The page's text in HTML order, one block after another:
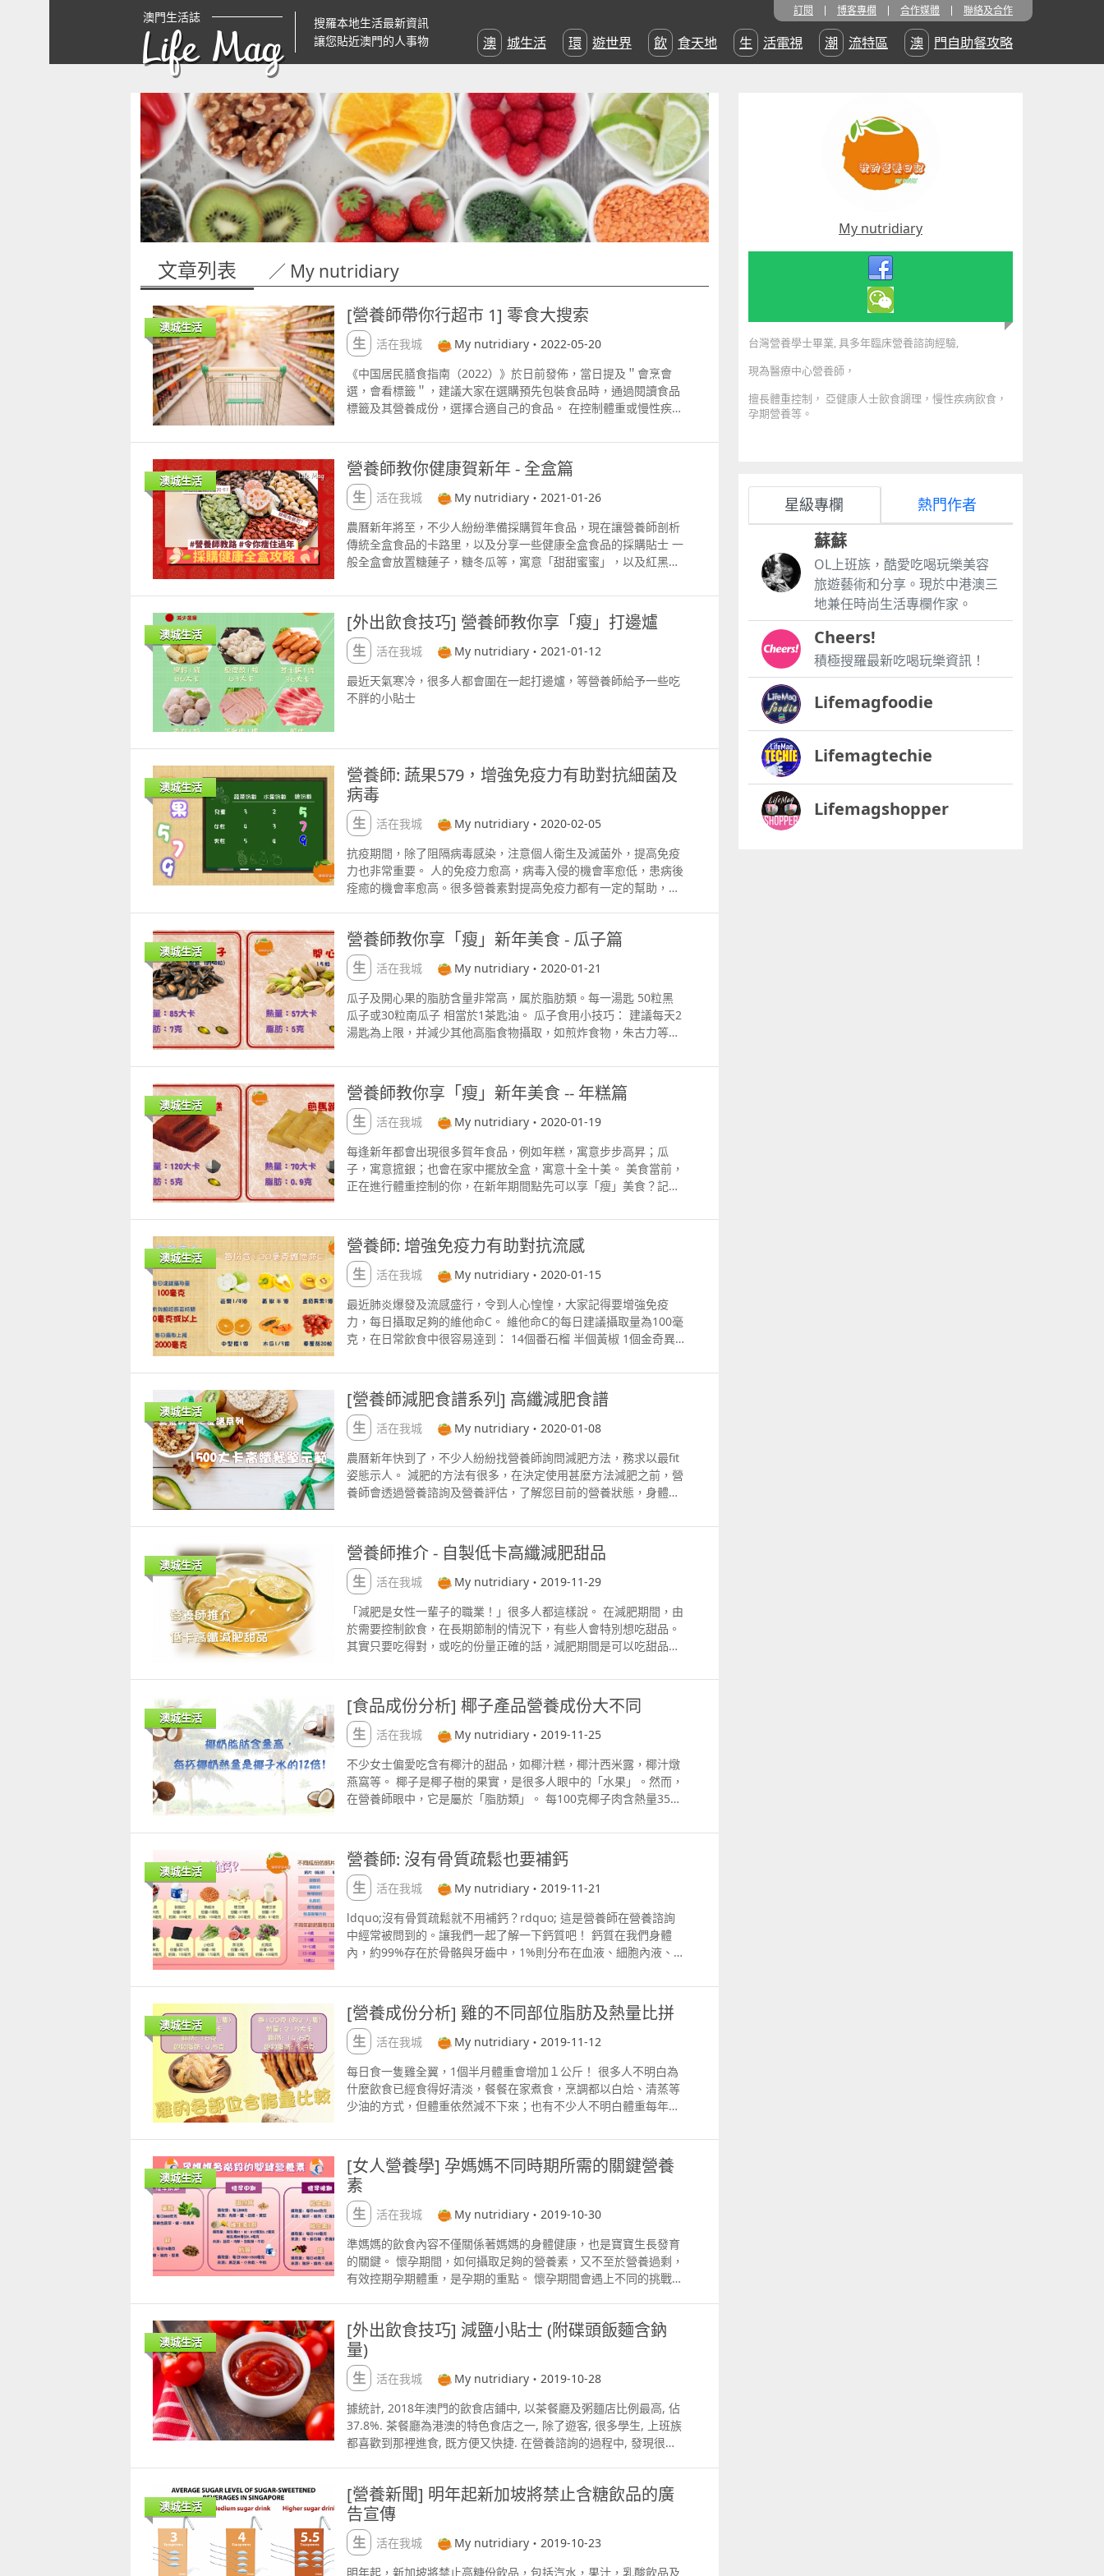
澳門生活誌
Life Mag
搜羅本地生活最新資訊
讓您貼近澳門的人事物
訂閱 博客專欄 合作媒體 聯絡及合作
澳城生活 環遊世界 飲食天地 生活電視 潮流特區 澳門自助餐攻略
文章列表 ／ My nutridiary
澳城生活
[營養師帶你行超市 1] 零食大搜索
生活在我城
My nutridiary・2022-05-20
《中国居民膳食指南（2022）》於日前發佈，當日提及＂會烹會
選，會看標籤＂，建議大家在選購預先包裝食品時，通過閱讀食品
標籤及其營養成份，選擇合適自己的食品。 在控制體重或慢性疾病
師眼中，＂吃得正確quot; 比較重要。我們可因應自己的營養需
求，生活及飲食習慣為自己訂製個人化的飲食模式，適當選擇食
品，可讓我們更健康快樂哦。 這次營養師逛了不同超市，選了幾款
無糖，無鹽，無油，無添加劑的零食給大家參考，可根據自己的需
求去取代各類型食品： 已為會員們計算好換算量，可自行代入餐單
哦。 FB 我的營養日記 微信 mynutrinotes
澳城生活
營養師教你健康賀新年 - 全盒篇
生活在我城
My nutridiary・2021-01-26
農曆新年將至，不少人紛紛準備採購賀年食品，現在讓營養師剖析
傳統全盒食品的卡路里，以及分享一些健康全盒食品的採購貼士 一
般全盒會放置糖蓮子，糖冬瓜等，寓意「甜甜蜜蜜」，以及紅黑瓜
含有較高糖份，世界衞生組織建議，成人每日的游離糖攝取量應少
於50克，更理想為少於25克。一件「八甜」食品含有510克糖，過
食過量易導致肥胖。 瓜子的脂肪含量豐富，屬於脂肪類，其脂肪佔
總熱量的70%以上，每湯匙的瓜子約等於1茶匙食用油。 黑瓜子在
炒製過程中會添加醬油或調味料，鈉質含量較高，高血壓人士應注
意；紅瓜子在製作時會添加礦物油，使其有光澤，易引致腸胃不
適。 除了傳統食品外，若想吃得更健康，可用「取代法」，於全盒
都屬於脂肪類，建議每日以２湯匙 即２份脂肪 為限。 「八甜」方
面，可以無糖糖果或無添加糖的水果乾代替。 有關食材的購買地點
或更多的營養諮詢可瀏覽FB網頁。
澳城生活
[外出飲食技巧] 營養師教你享「瘦」打邊爐
生活在我城
My nutridiary・2021-01-12
最近天氣寒冷，很多人都會圍在一起打邊爐，等營養師給予一些吃
不胖的小貼士
澳城生活
營養師: 蔬果579，增強免疫力有助對抗細菌及
病毒
生活在我城
My nutridiary・2020-02-05
抗疫期間，除了阻隔病毒感染，注意個人衛生及滅菌外，提高免疫
力也非常重要。 人的免疫力愈高，病毒入侵的機會率愈低，患病後
痊癒的機會率愈高。很多營養素對提高免疫力都有一定的幫助，除
何獲得這些營養素呢？其實方法很簡單。 要達到提高免疫力，每天
蔬果彩虹579很重要，每天三蔬二果已經不夠了哦！ 蔬果579原
則： 1. 12歲以下兒童：每天3份蔬菜，2份水果。2. 成年女性：每
天4份蔬菜，3份水果。3. 成年男性：每天5份蔬菜，4份水果。 份
量計算：1份蔬菜＝煮熟後半碗1份水果＝1女性拳頭大小或34碗
（1碗等於300毫升的飯碗） 彩虹蔬果原則： 不同顏色的蔬果也需
要攝取，如紅色的蕃茄，黃色的芒果，綠色的的菜心，紫色的茄
元化得多，堅持每天彩虹蔬果579的飲食原則，對提升免疫力，抗
氧化及抗癌都大有功效。 更多資訊可讚好FB專頁
httpswww.facebook.commynutrinotes
澳城生活
營養師教你享「瘦」新年美食 - 瓜子篇
生活在我城
My nutridiary・2020-01-21
瓜子及開心果的脂肪含量非常高，属於脂肪類。每一湯匙 50粒黑
瓜子或30粒南瓜子 相當於1茶匙油。 瓜子食用小技巧： 建議每天2
湯匙為上限，并減少其他高脂食物攝取，如煎炸食物，朱古力等，
製，額外的醬油或調味料添加會使其鈉含量增加，影響血壓。因
此，選擇一些經天然烘焙及沒有加鹽的瓜子，如南瓜子和葵花子比
較健康適宜。 盡量避免邊吃瓜子邊看電視，以免不知不覺多吃了。
若拜年期間需要邊吃邊聊天，建議在吃瓜子前先把自己想吃的份量
分出來，吃完即止，以減少多吃的風險。 更多資訊可讚好FB專頁
httpswww.facebook.commynutrinotes
澳城生活
營養師教你享「瘦」新年美食 -- 年糕篇
生活在我城
My nutridiary・2020-01-19
每逢新年都會出現很多賀年食品，例如年糕，寓意步步高昇；瓜
子，寓意搲銀；也會在家中擺放全盒，寓意十全十美。 美食當前，
正在進行體重控制的你，在新年期間點先可以享「瘦」美食？記住
算，以煎年糕的熱量最高，2件約等於1碗飯的熱量。 以糖份來比
較，馬蹄糕及年糕在製作過來中會加入砂糖或片糖，因此糖份較
高，每件約含2粒方糖的量。 芋頭糕及蘿蔔糕在製作過程中雖然沒
有加糖，但會加入蝦米，蠟肉等而使其含鈉量高，每件的含鈉量約
佔每日建議量的13%。 營養師教你進食小貼士： 建議食用前先了
解其換算量。糕點屬於五穀類，因此，食用時，應以其取代米飯，
麵條等主食，即以一件蘿蔔取代14碗白飯的量。糕點的建議每次食
用量為兩件。 以蒸代替煎，減少油脂及熱量攝取。如真的想有香口
蘿蔔糕時，以冬菇，乾瑤柱等少鈉味鮮的食材代替蝦米，蠟肉等高
鈉食材，減少糕點的含鈉量。 因應自己的自身情況選擇合適的糕
點。馬蹄糕及年糕含有大量砂糖，且年糕用糯米粉製作而成，升糖
指數高，關注血糖的人士需注意；芋頭糕及蘿蔔糕含鈉量高，關注
血壓的人士需注意攝取量，并可在其他食物的烹調上減少用鹽；至
於體重控制人士，建議選擇用蒸的烹調方式煮食，并留意糕點的換
算量，以逹到更好的熱量控制。 更多資訊請讚好FB專頁
httpswww.facebook.commynutrinotes
澳城生活
營養師: 增強免疫力有助對抗流感
生活在我城
My nutridiary・2020-01-15
最近肺炎爆發及流感盛行，令到人心惶惶，大家記得要增強免疫
力，每日攝取足夠的維他命C。 維他命C的每日建議攝取量為100毫
克，在日常飲食中很容易逹到： 14個番石榴 半個黃椒 1個金奇異
日做足準備，增加免疫力，就有足夠的能力對抗病毒及細菌！ 吸煙
人士或已經患感冒人士，身體所消耗的維生素C會比正常人多，應
更多攝取。近年也有多份研究指出，每天攝取200毫克或以上的維
生素C，能更有效縮短感冒時間逹50%。 營養師提提大家：市面的
維生素C補充劑劑量高，4001000毫克，身體不能完全吸收，多餘
的會被排出體外造成浪費，建議可分兩段時間分開服用。維生素C
的上限攝取量為每日2000毫克，攝取過量可能會導致腹瀉、腸胃不
適、甚至增加腎結石的風險。 更多營養資訊可讚好FB專頁
澳城生活
[營養師減肥食譜系列] 高纖減肥食譜
生活在我城
My nutridiary・2020-01-08
農曆新年快到了，不少人紛紛找營養師詢問減肥方法，務求以最fit
姿態示人。 減肥的方法有很多，在決定使用甚麼方法減肥之前，營
養師會透過營養諮詢及營養評估，了解您目前的營養狀態，身體狀
個人化的體重控制計劃，以逹到健康調理，疾病控制及體重控制的
目的。 市面上有很多減肥餐單，但不是對於每個人都是可行的。標
榜快速享瘦的餐單，若使用不當，有機會會影響未來的身體健康，
及可能有較高的復胖率。因為每個人的熱量需求，運動量，身體狀
況，生活習慣及肥胖的種類都不一樣。找出適合自己，并能夠持續
進行，使之成為自己生活一部分的餐單，才是您的首選。 營養師提
提您：1. 建議進行體重控制前先諮詢您的營養師您所選擇的方案是
否適合您。2. 減肥期間應攝取足夠熱量，節食減少熱量攝取 不是
身體成分的變化，清楚自己所減少的是水份，脂肪還是肌肉。 更多
營養相關資訊及營養諮詢可讚好FB專頁
httpswww.facebook.commynutrinotes
澳城生活
營養師推介 - 自製低卡高纖減肥甜品
生活在我城
My nutridiary・2019-11-29
「減肥是女性一輩子的職業！」很多人都這樣說。 在減肥期間，由
於需要控制飲食，在長期節制的情況下，有些人會特別想吃甜品。
其實只要吃得對，或吃的份量正確的話，減肥期間是可以吃甜品
mdash;蜂蜜檸檬愛玉凍 10人份 愛玉凍與澳門地區經常吃的冰粉質
地相若，但它們是不同的果實。愛玉是台灣特有的藤本植物，它的
果實為隱花果，在厚厚的果皮下藏有上萬朵小花。粘性的物質為植
物膠，是一種可溶性膳食纖維，因此愛玉子是一種高纖食品，對減
肥有很大的幫助。這裏小小的一碗已經有一個中型蘋果的纖維！ 愛
玉小故事 從前，有一個人常從大陸到台灣嘉義採買土產，運往大陸
做生意。一天，他經過後大埔，因為天熱、口渴，於是到山澗溪邊
飲水。突然他看到水面好像結了冰一樣，他很好奇，就將它嚐了一
的東西呢？看看水上，樹上掉落的果實，零零落落散布，將它拿
起，輕輕揉一揉就有果膠滲出，因此他發現，就是這果子造出來的
冰涼，好東西不拿不行，於是拾起一些回家，在家中用水搓洗後，
一下子就成凍了，加一些糖，風味真好。好事傳千里，於是採擷的
人日漸增多，販售在廣東、福建等地，深受大家的喜愛。因為他有
一個女兒叫愛玉，她把這個凍凍拿出去售賣，吃到的人都說好，因
此吃過的人就叫它為愛玉凍。 更多營養相關資訊可讚好FB專頁
httpswww.facebook.commynutrinotes
澳城生活
[食品成份分析] 椰子產品營養成份大不同
生活在我城
My nutridiary・2019-11-25
不少女士偏愛吃含有椰汁的甜品，如椰汁糕，椰汁西米露，椰汁燉
燕窩等。 椰子是椰子樹的果實，是很多人眼中的「水果」。然而，
在營養師眼中，它是屬於「脂肪類」。 每100克椰子肉含熱量354
含飽和脂肪的植物，其飽和脂肪佔總脂肪含量的89% 一般建議非素
食者，其食用油可選擇富含不飽和脂肪的植物油為佳。 我們來看看
不同椰子產品的營養成分： 椰子汁／椰奶 coconut milk 為椰子果
肉加水攪拌而成，因此脂肪含量高。每100毫升的椰奶所含是熱量
差不多等於1碗飯，是椰子水的12倍，其脂肪含量約等於5茶匙油。
椰子油 coconut oil 富含飽和脂肪酸，因其脂肪多為中鏈脂肪酸
MCT oil，不需經膽汁及胰液消化便可直接由人體吸收，適合患肝
膽胰疾病之人士食用。若一般健康成年人，建議應根據其不同的情
水 coconut water 為未成熟的椰子 ndash; 椰青的汁液，熱量和脂
肪含量非常低，但電解質如鈉，鉀，鎂豐富，糖分不高，適合減肥
人士在體重控制期間做運動時補充，以補充從汗液中流失之電解
質。 更多資料可讚好FB專頁
httpswww.facebook.commynutrinotes
澳城生活
營養師: 沒有骨質疏鬆也要補鈣
生活在我城
My nutridiary・2019-11-21
ldquo;沒有骨質疏鬆就不用補鈣？rdquo; 這是營養師在營養諮詢
中經常被問到的。讓我們一起了解一下鈣質吧！ 鈣質在我們身體
內，約99%存在於骨骼與牙齒中，1%則分布在血液、細胞內液、
與牙齒正常發育及健康。 維持正常的凝血功能。 有助於肌肉與心
臟的正常收縮及放鬆。 穩定神經，幫助入睡，提升睡眠品質。 減
緩骨質流失，降低骨折發生率。 幫助調控血脂異常，降低心血管疾
病風險。 有助於體重管理 脂肪的代謝是需要鈣質參與的 舒緩經前
症後群 預防抽筋、肌肉拉傷 有效預防高血壓，預防動脈硬化 當體
內血鈣充足時，鈣質會儲存於我們的骨骼中；當血鈣濃度下降時，
鈣質便會從骨骼中 quot;釋放quot; 出來，以供身體正常運作所
需。 身體骨骼的骨質大約在30歲會達到最高峰，之後骨質逐漸減
多，使得原本緻密的骨骼形成許多孔隙，呈現中空疏鬆的現象，就
是所謂的「骨質疏鬆症」。 補鈣的原因 1. 30歲前，可為 quot;骨
骼銀行quot; 補充多點存款，以供將來 quot;退休quot; 之用。 2.
30歲 quot;退休quot; 後，quot;骨骼銀行quot; 不再接受存款，只
接受支出，我們只可每天吃足夠的鈣質，以確保不會動用銀行的存
款。若銀行的存款被支出得多，我們很容易會患上骨質疏鬆症哦！
補鈣的方式：食物補充及鈣片 提提你，不是吃了就算，我們還要注
意吸收率哦。一般植物含有植酸，草酸，纖維素等影響鈣質吸收的
因子，因此，植物性的鈣質會比較難吸收， 補鈣小貼士： 乳糖不
的魚類，如小魚乾，沙甸魚等。 避免與朱古力，菠菜，士多啤梨等
富含草酸的食物同食。 進食鈣質豐富的食物時可與富含維他命Ｃ的
食物同食，可增加鈣質吸收。 鈣片可選擇睡前服用，以減少食物中
含有影響鈣質吸收的營養素，也有助舒眠。 選擇鈣片時，除了留意
鈣含量的多少外，更需要留意成份表上所使用 quot;鈣的種類
quot;，單單鈣質含量高不等於吸收得好哦！ 如有需要建議先諮詢
營養師。 高鈣食譜：
httpslifemag.cyberctm.comzh_TWblogmynutridiary8778%E7
%87%9F%E9%A4%8A%E9%AB%98%E9%88%A3%E9%A3%9F%
E8%AD%9C 讚好FB專頁：
httpswww.facebook.commynutrinotes
澳城生活
[營養成份分析] 雞的不同部位脂肪及熱量比拼
生活在我城
My nutridiary・2019-11-12
每日食一隻雞全翼，1個半月體重會增加１公斤！ 很多人不明白為
什麼飲食已經食得好清淡，餐餐在家煮食，烹調都以白烚、清蒸等
少油的方式，但體重依然減不下來；也有不少人不明白體重每年上
要由於長期的生活及飲食習慣所累積的，只要改變這些習慣，其實
體重很輕易就會降下來，你依然可以不時 「Happy Hour」一下
哦！ 最容易使體重不自然上升的飲食陷阱，是不少人在家或出外都
喜歡吃的雞翼，以及經常用來煲老火湯的雞腳！ 由於大部份人吃雞
翼時都會連皮吃，因此，即使不用油烹調，所攝入的脂肪含量都很
高，每隻約80克的雞翼含脂肪12.8克，即2.5茶匙油，佔每日建議
脂肪攝取上限的21%，飽和脂肪即佔每日建議脂肪攝取上限的
18%；雞腳雖然沒有很多肉，但其脂肪含量也很高，其脂肪含量佔
總熱量的61%。 雞脾含脂量的高低視乎連不連皮吃，如果連皮吃，
可減少至少12的脂肪攝取量。 2. 選擇白切雞，鹽水雞，熱量會比
豉油雞，炸子雞或滷水雞低得多。 3. 可配會蔬菜及五穀類 如白
飯，藜麥等 一起進食，比較容易有飽足感，與單單只吃雞相比，所
攝取的脂肪來得少很多。 4. 不喜歡吃牛肉或豬肉，但又想吸收較
肉哦 更多營養資訊可讚好FB專頁
httpswww.facebook.commynutrinotes 或wechat
mynutrinotes 預約諮詢
澳城生活
[女人營養學] 孕媽媽不同時期所需的關鍵營養
素
生活在我城
My nutridiary・2019-10-30
準媽媽的飲食內容不僅關係著媽媽的身體健康，也是寶寶生長發育
的關鍵。 懷孕期間，如何攝取足夠的營養素，又不至於營養過剩，
有效控期孕期體重，是孕期的重點。 懷孕期間會遇上不同的挑戰，
食計劃是必需的。 懷孕期間，六大營養素缺一不可，以下為簡要的
列出懷孕三階段必需必重視的關鍵營養素： 懷孕第一期： 葉酸：
寶寶神經管發育的關鍵元素，也是造血的營養素，可藉由攝取每天
12碗深綠色蔬菜逹到建議量。 鋅：使媽媽減低疲倦感，也可提升
媽媽的免疫力，減少感冒。蠔及海鮮為鋅的食物來源。 懷孕第二
期： 蛋白質：優質低脂的蛋白質可以提供胎兒生長發育所需，也不
致於使媽媽長胖，還可以為產後的乳汁分泌作好儲備。每日240克
肉類或魚類即可逹到全日的優質蛋白質攝取量。 維生素B群：有助
改善孕吐，預防貪血及憂鬱的症狀，也有助於提高身陳代謝。建議
在孕期可增加全穀類的攝取，以逹到穩定血糖，改善便秘及提供維
生素B 群。 鈣質：懷孕期間，鈣質的吸收是一般人的兩倍，除了預
防媽媽骨質疏鬆外，也可促進寶寶骨骼及牙齒的發展。 懷孕第三
期： 維生素A：協助寶寶視網膜發育，減少孕媽媽皮膚乾燥的現
象。 維生素C：可以協助鐵質的吸收，增強抵抗力。維生素C有怕
熱的特點，建議富含維生素C的食物不宜過分加熱哦 鐵質：懷孕第
澳城生活
[外出飲食技巧] 減鹽小貼士 (附碟頭飯麵含鈉
量)
生活在我城
My nutridiary・2019-10-28
據統計, 2018年澳門的飲食店鋪中, 以茶餐廳及粥麵店比例最高, 佔
37.8%. 茶餐廳為港澳的特色食店之一, 除了遊客, 很多學生, 上班族
都喜歡到那裡進食, 既方便又快捷. 在營養諮詢的過程中, 發現很多
quot;瘦quot; 下來, 同時也能更有效地控制血壓. 營養師找了茶餐
廳常見的8款碟頭飯麵的含鈉量給大家參考 世界衛生組織建議, 成
日每日鈉質建議攝取上限為2000毫克, 如果大家都是外食族的話,
可參考下以 quot;減鹽quot; 小貼士 1. 選擇以新鮮食材作烹調的菜
色, 減少選擇含加工食品的菜色, 如餐蛋飯, 沙丹雞扒飯等. 2. 避免
澳城生活
[營養新聞] 明年起新加坡將禁止含糖飲品的廣
告宣傳
生活在我城
My nutridiary・2019-10-23
明年起，新加坡將禁止高糖份飲品，包括汽水，果汁，乳酸飲品及
My nutridiary
台灣營養學士畢業, 具多年臨床營養諮詢經驗,
現為醫療中心營養師，
擅長體重控制， 亞健康人士飲食調理，慢性疾病飲食，
孕期營養等。
星級專欄 熱門作者
蘇蘇
OL上班族，酷愛吃喝玩樂美容
旅遊藝術和分享。現於中港澳三
地兼任時尚生活專欄作家。
Cheers!
積極搜羅最新吃喝玩樂資訊！
Lifemagfoodie
Lifemagtechie
Lifemagshopper